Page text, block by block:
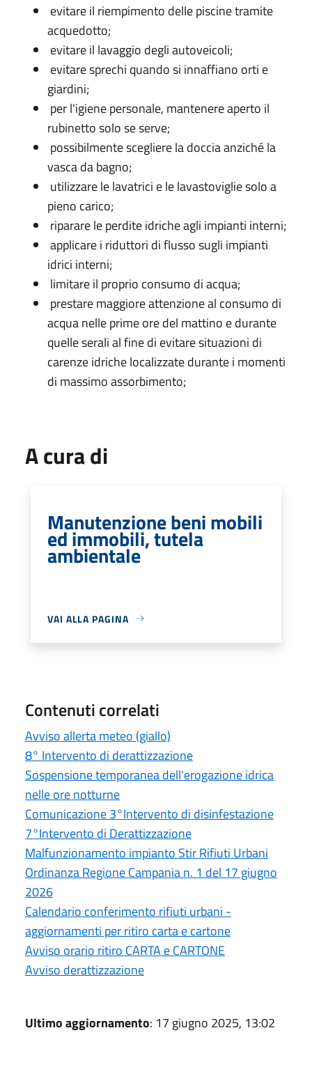
evitare il riempimento delle piscine tramite
acquedotto;
evitare il lavaggio degli autoveicoli;
evitare sprechi quando si innaffiano orti e
giardini;
per l'igiene personale, mantenere aperto il
rubinetto solo se serve;
possibilmente scegliere la doccia anziché la
vasca da bagno;
utilizzare le lavatrici e le lavastoviglie solo a
pieno carico;
riparare le perdite idriche agli impianti interni;
applicare i riduttori di flusso sugli impianti
idrici interni;
limitare il proprio consumo di acqua;
prestare maggiore attenzione al consumo di
acqua nelle prime ore del mattino e durante
quelle serali al fine di evitare situazioni di
carenze idriche localizzate durante i momenti
di massimo assorbimento;
A cura di
Manutenzione beni mobili
ed immobili, tutela
ambientale
VAI ALLA PAGINA
Contenuti correlati
Avviso allerta meteo (giallo)
8° Intervento di derattizzazione
Sospensione temporanea dell'erogazione idrica
nelle ore notturne
Comunicazione 3°Intervento di disinfestazione
7°Intervento di Derattizzazione
Malfunzionamento impianto Stir Rifiuti Urbani
Ordinanza Regione Campania n. 1 del 17 giugno
2026
Calendario conferimento rifiuti urbani -
aggiornamenti per ritiro carta e cartone
Avviso orario ritiro CARTA e CARTONE
Avviso derattizzazione
Ultimo aggiornamento: 17 giugno 2025, 13:02